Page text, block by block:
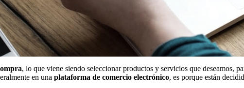
, lo que viene siendo seleccionar productos y servicios que deseamos,
en una plataforma de comercio electrónico, es porque están